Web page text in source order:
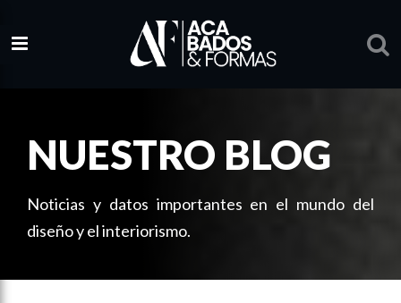
NUESTRO BLOG
Noticias y datos importantes en el mundo del
diseño y el interiorismo.